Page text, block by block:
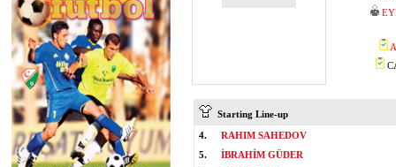
Starting Line-up
4.
RAHIM SAHEDOV
5.
İBRAHİM GÜDER